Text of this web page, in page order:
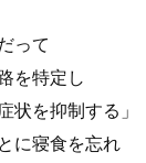
って
を特定し
状を抑制する」
に寝食を忘れ